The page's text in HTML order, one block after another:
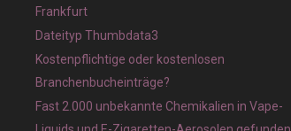
Frankfurt
Dateityp Thumbdata3
Kostenpflichtige oder kostenlosen
Branchenbucheinträge?
Fast 2.000 unbekannte Chemikalien in Vape-